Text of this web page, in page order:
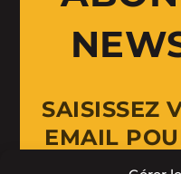
SAISISSEZ
EMAIL